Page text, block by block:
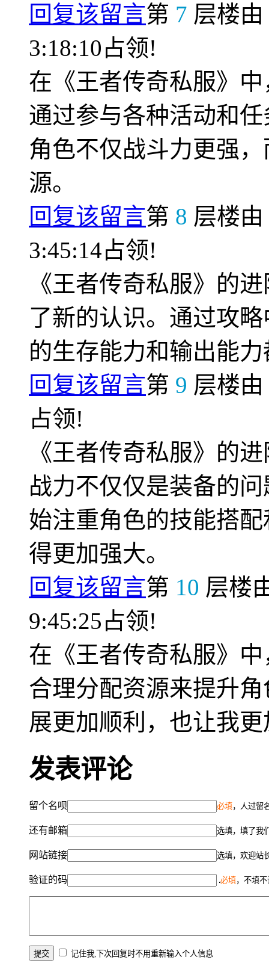
回复该留言第 7 层楼由
3:18:10占领!
在《王者传奇私服》
通过参与各种活动和
角色不仅战斗力更强
源。
回复该留言第 8 层楼由
3:45:14占领!
《王者传奇私服》的
了新的认识。通过攻
的生存能力和输出能
回复该留言第 9 层楼由
占领!
《王者传奇私服》的
战力不仅仅是装备的
始注重角色的技能搭
得更加强大。
回复该留言第 10 层楼
9:45:25占领!
在《王者传奇私服》
合理分配资源来提升
展更加顺利，也让我
发表评论
留个名呗 必填，人过留
还有邮箱 选填，填了我
网站链接 选填，欢迎站
验证的码 必填，不填
记住我,下次回复时不用重新输入个人信息